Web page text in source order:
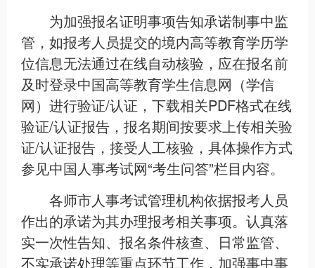
为加强报名证明事项告知承诺制事中监
管，如报考人员提交的境内高等教育学历学
位信息无法通过在线自动核验，应在报名前
及时登录中国高等教育学生信息网（学信
网）进行验证/认证，下载相关PDF格式在线
验证/认证报告，报名期间按要求上传相关验
证/认证报告，接受人工核验，具体操作方式
参见中国人事考试网“考生问答”栏目内容。
各师市人事考试管理机构依据报考人员
作出的承诺为其办理报考相关事项。认真落
实一次性告知、报名条件核查、日常监管、
不实承诺处理等重点环节工作，加强事中事